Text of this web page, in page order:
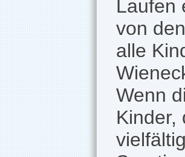
Laufen
von
alle
Wenn
Kinder,